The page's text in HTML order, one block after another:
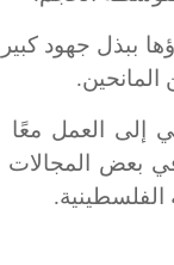
ببذل جهود كبيرة
المانحين.
إلى العمل
بعض المجالات
الفلسطينية.